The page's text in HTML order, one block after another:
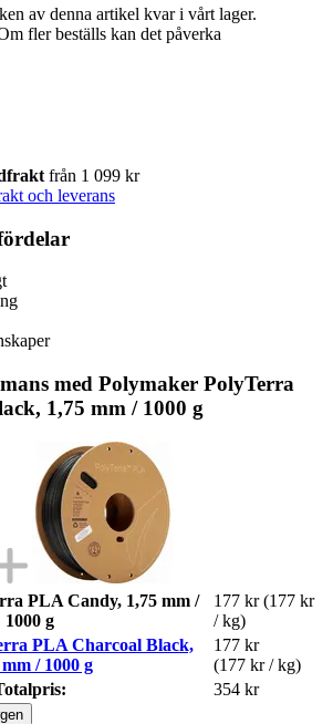
av denna artikel kvar i vårt lager.
fler beställs kan det påverka
från 1 099 kr
och leverans
med Polymaker PolyTerra
1,75 mm / 1000 g
PLA Candy, 1,75 mm /
1000 g
177 kr (177 kr
/ kg)
PLA Charcoal Black,
/ 1000 g
177 kr
(177 kr / kg)
354 kr